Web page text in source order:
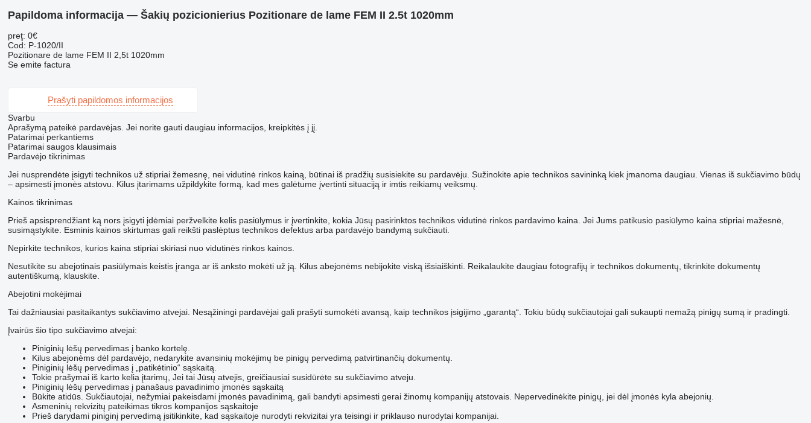
Papildoma informacija — Šakių pozicionierius Pozitionare de lame FEM II 2.5t 1020mm
preţ: 0€
Cod: P-1020/II
Pozitionare de lame FEM II 2,5t 1020mm
Se emite factura
Prašyti papildomos informacijos
Svarbu
Aprašymą pateikė pardavėjas. Jei norite gauti daugiau informacijos, kreipkitės į jį.
Patarimai perkantiems
Patarimai saugos klausimais
Pardavėjo tikrinimas
Jei nusprendėte įsigyti technikos už stipriai žemesnę, nei vidutinė rinkos kainą, būtinai iš pradžių susisiekite su pardavėju. Sužinokite apie technikos savininką kiek įmanoma daugiau. Vienas iš sukčiavimo būdų
– apsimesti įmonės atstovu. Kilus įtarimams užpildykite formą, kad mes galėtume įvertinti situaciją ir imtis reikiamų veiksmų.
Kainos tikrinimas
Prieš apsisprendžiant ką nors įsigyti įdėmiai peržvelkite kelis pasiūlymus ir įvertinkite, kokia Jūsų pasirinktos technikos vidutinė rinkos pardavimo kaina. Jei Jums patikusio pasiūlymo kaina stipriai mažesnė,
susimąstykite. Esminis kainos skirtumas gali reikšti paslėptus technikos defektus arba pardavėjo bandymą sukčiauti.
Nepirkite technikos, kurios kaina stipriai skiriasi nuo vidutinės rinkos kainos.
Nesutikite su abejotinais pasiūlymais keistis įranga ar iš anksto mokėti už ją. Kilus abejonėms nebijokite viską išsiaiškinti. Reikalaukite daugiau fotografijų ir technikos dokumentų, tikrinkite dokumentų
autentiškumą, klauskite.
Abejotini mokėjimai
Tai dažniausiai pasitaikantys sukčiavimo atvejai. Nesąžiningi pardavėjai gali prašyti sumokėti avansą, kaip technikos įsigijimo „garantą“. Tokiu būdų sukčiautojai gali sukaupti nemažą pinigų sumą ir pradingti.
Įvairūs šio tipo sukčiavimo atvejai:
Piniginių lėšų pervedimas į banko kortelę.
Kilus abejonėms dėl pardavėjo, nedarykite avansinių mokėjimų be pinigų pervedimą patvirtinančių dokumentų.
Piniginių lėšų pervedimas į „patikėtinio“ sąskaitą.
Tokie prašymai iš karto kelia įtarimų, Jei tai Jūsų atvejis, greičiausiai susidūrėte su sukčiavimo atveju.
Piniginių lėšų pervedimas į panašaus pavadinimo įmonės sąskaitą
Būkite atidūs. Sukčiautojai, nežymiai pakeisdami įmonės pavadinimą, gali bandyti apsimesti gerai žinomų kompanijų atstovais. Nepervedinėkite pinigų, jei dėl įmonės kyla abejonių.
Asmeninių rekvizitų pateikimas tikros kompanijos sąskaitoje
Prieš darydami piniginį pervedimą įsitikinkite, kad sąskaitoje nurodyti rekvizitai yra teisingi ir priklauso nurodytai kompanijai.